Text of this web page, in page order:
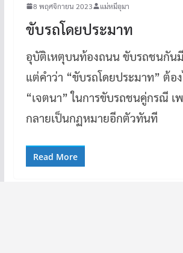
8 พฤศจิกายน 2023 แม่หมีอุมา
ขับรถโดยประมาท
อุบัติเหตุบนท้องถนน ขับรถชนกัน
แต่คำว่า “ขับรถโดยประมาท” ต้อง
“เจตนา” ในการขับรถชนคู่กรณี เ
กลายเป็นกฏหมายอีกตัวทันที
Read More